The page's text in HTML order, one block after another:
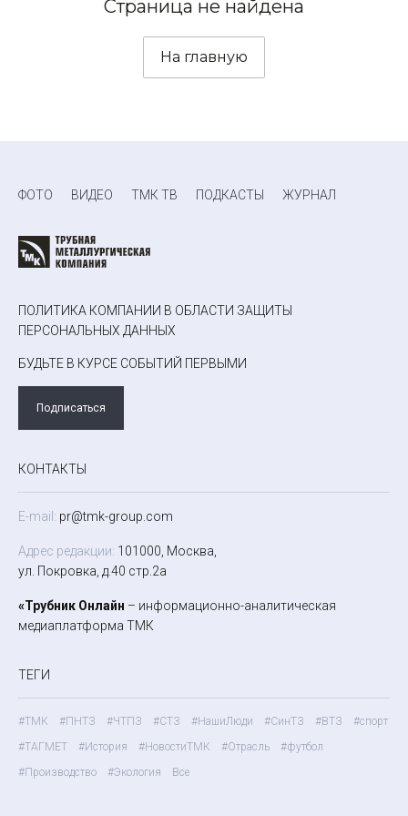
Страница не найдена
На главную
ФОТО ВИДЕО ТМК ТВ ПОДКАСТЫ ЖУРНАЛ
ПОЛИТИКА КОМПАНИИ В ОБЛАСТИ ЗАЩИТЫ
ПЕРСОНАЛЬНЫХ ДАННЫХ
БУДЬТЕ В КУРСЕ СОБЫТИЙ ПЕРВЫМИ
Подписаться
КОНТАКТЫ
E-mail: pr@tmk-group.com
Адрес редакции: 101000, Москва,
ул. Покровка, д.40 стр.2а
«Трубник Онлайн – информационно-аналитическая
медиаплатформа ТМК
ТЕГИ
#ТМК #ПНТЗ #ЧТПЗ #СТЗ #НашиЛюди #СинТЗ #ВТЗ
#спорт
#ТАГМЕТ
#История #НовостиТМК #Отрасль
#футбол
#Производство
#Экология Все